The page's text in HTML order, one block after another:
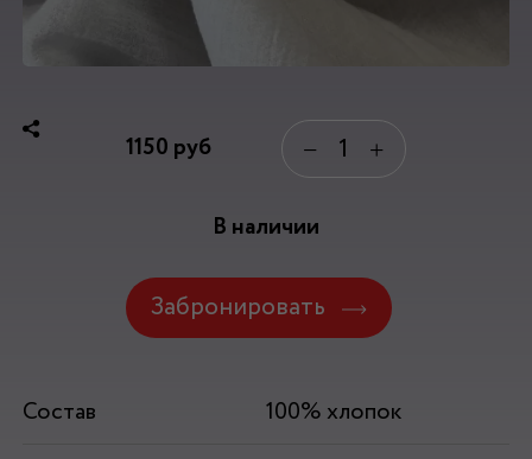
1150 руб − +
В наличии
Забронировать
Состав
100% хлопок